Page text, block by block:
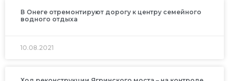
В Онеге отремонтируют дорогу к центру семейного
водного отдыха
10.08.2021